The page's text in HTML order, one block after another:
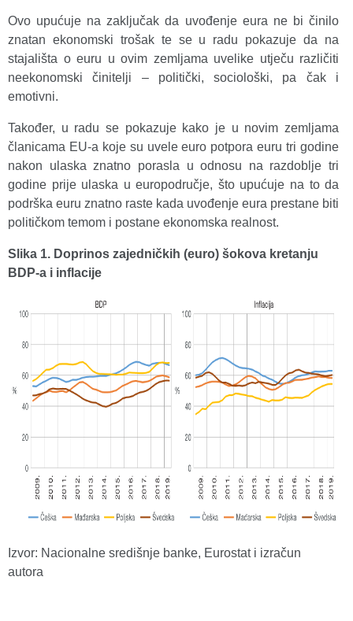
Ovo upućuje na zaključak da uvođenje eura ne bi činilo
znatan ekonomski trošak te se u radu pokazuje da na
stajališta o euru u ovim zemljama uvelike utječu različiti
neekonomski činitelji – politički, sociološki, pa čak i
emotivni.
Također, u radu se pokazuje kako je u novim zemljama
članicama EU-a koje su uvele euro potpora euru tri godine
nakon ulaska znatno porasla u odnosu na razdoblje tri
godine prije ulaska u europodručje, što upućuje na to da
podrška euru znatno raste kada uvođenje eura prestane biti
političkom temom i postane ekonomska realnost.
Slika 1. Doprinos zajedničkih (euro) šokova kretanju
BDP-a i inflacije
Izvor: Nacionalne središnje banke, Eurostat i izračun
autora